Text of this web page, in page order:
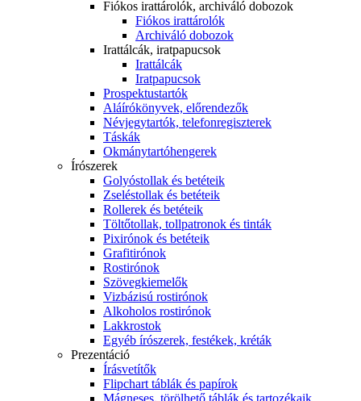
Fiókos irattárolók, archiváló dobozok
Fiókos irattárolók
Archiváló dobozok
Irattálcák, iratpapucsok
Irattálcák
Iratpapucsok
Prospektustartók
Aláírókönyvek, előrendezők
Névjegytartók, telefonregiszterek
Táskák
Okmánytartóhengerek
Írószerek
Golyóstollak és betéteik
Zseléstollak és betéteik
Rollerek és betéteik
Töltőtollak, tollpatronok és tinták
Pixirónok és betéteik
Grafitirónok
Rostirónok
Szövegkiemelők
Vizbázisú rostirónok
Alkoholos rostirónok
Lakkrostok
Egyéb írószerek, festékek, kréták
Prezentáció
Írásvetítők
Flipchart táblák és papírok
Mágneses, törölhető táblák és tartozékaik